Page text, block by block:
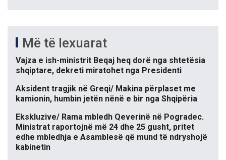
Më të lexuarat
Vajza e ish-ministrit Beqaj heq dorë nga shtetësia
shqiptare, dekreti miratohet nga Presidenti
Aksident tragjik në Greqi/ Makina përplaset me
kamionin, humbin jetën nënë e bir nga Shqipëria
Ekskluzive/ Rama mbledh Qeverinë në Pogradec.
Ministrat raportojnë më 24 dhe 25 gusht, pritet
edhe mbledhja e Asamblesë që mund të ndryshojë
kabinetin